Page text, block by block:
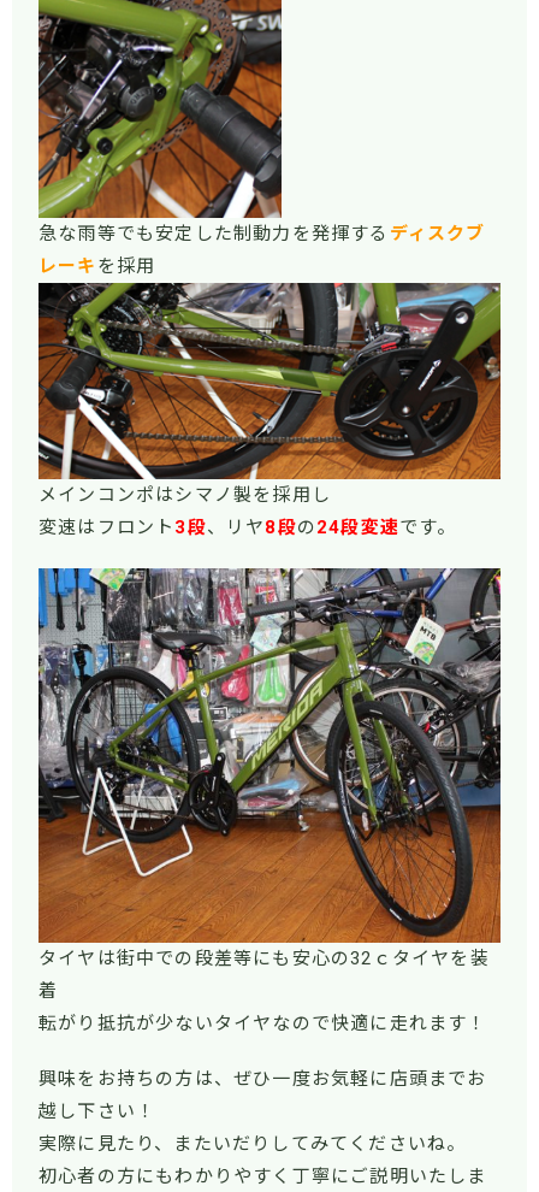
急な雨等でも安定した制動力を発揮する ディスクブ
レーキ を採用
メインコンポはシマノ製を採用し
変速はフロント 3段、リヤ8段の 24段変速です。
タイヤは街中での段差等にも安心の32ｃタイヤを装
着
転がり抵抗が少ないタイヤなので快適に走れます！
興味をお持ちの方は、ぜひ一度お気軽に店頭までお
越し下さい！
実際に見たり、またいだりしてみてくださいね。
初心者の方にもわかりやすく丁寧にご説明いたしま